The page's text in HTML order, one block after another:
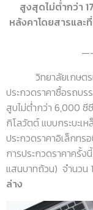
สูงสุดไม่ต่ำกว่า
หลังคาโดยสารและ
วิทยาลัยเกษตรแล
ประกวดราคาซื้อรถบ
สูบไม่ต่ำกว่า 6,000 ซี
กิโลวัตต์ แบบกระบะเ
ประกวดราคาอิเล็กท
การประกวดราคาครั้
แสนบาทถ้วน) จำนวน
ล่าง